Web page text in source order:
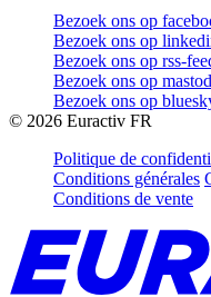
Bezoek ons op
Bezoek ons op
Bezoek ons op rss-
Bezoek ons op
Bezoek ons op
© 2026 Euractiv FR
Politique de
Conditions générales
Conditions de vente